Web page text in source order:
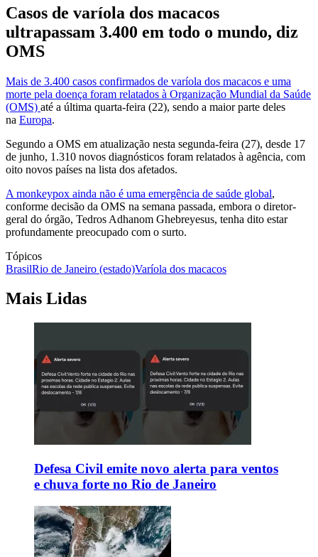
Casos de varíola dos macacos
ultrapassam 3.400 em todo o mundo, diz
OMS
Mais de 3.400 casos confirmados de varíola dos macacos e uma
morte pela doença foram relatados à Organização Mundial da Saúde
(OMS) até a última quarta-feira (22), sendo a maior parte deles
na Europa.
Segundo a OMS em atualização nesta segunda-feira (27), desde 17
de junho, 1.310 novos diagnósticos foram relatados à agência, com
oito novos países na lista dos afetados.
A monkeypox ainda não é uma emergência de saúde global,
conforme decisão da OMS na semana passada, embora o diretor-
geral do órgão, Tedros Adhanom Ghebreyesus, tenha dito estar
profundamente preocupado com o surto.
Tópicos
BrasilRio de Janeiro (estado)Varíola dos macacos
Mais Lidas
Defesa Civil emite novo alerta para ventos
e chuva forte no Rio de Janeiro